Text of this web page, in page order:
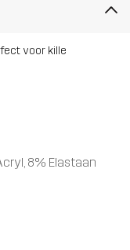
voor kille
8% Elastaan